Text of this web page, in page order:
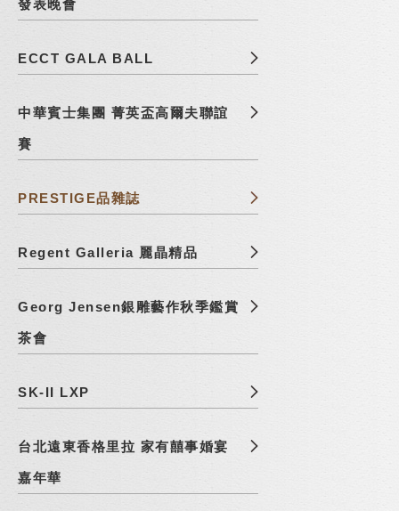
發表晚會
ECCT GALA BALL
中華賓士集團 菁英盃高爾夫聯誼
賽
PRESTIGE品雜誌
Regent Galleria 麗晶精品
Georg Jensen銀雕藝作秋季鑑賞
茶會
SK-II LXP
台北遠東香格里拉 家有囍事婚宴
嘉年華